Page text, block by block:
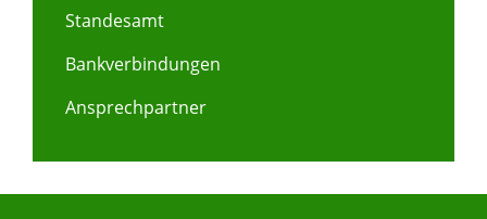
Standesamt
Bankverbindungen
Ansprechpartner